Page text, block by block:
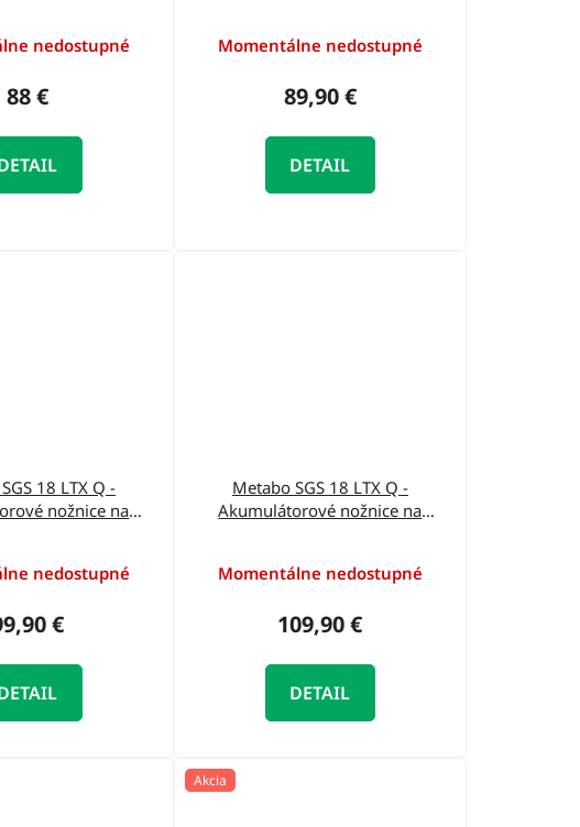
nedostupné
88 €
Momentálne nedostupné
89,90 €
DETAIL
18 LTX Q -
nožnice na
nedostupné
€
Metabo SGS 18 LTX Q -
Akumulátorové nožnice na
Momentálne nedostupné
109,90 €
DETAIL
Akcia